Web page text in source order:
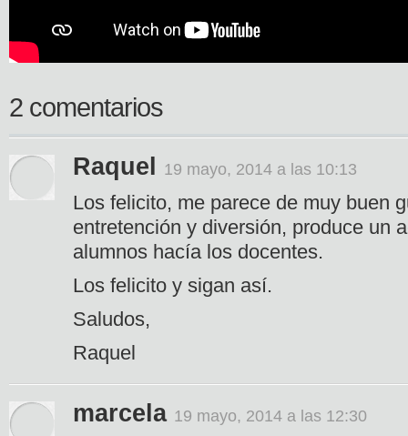
2 comentarios
Raquel 19 mayo, 2014 a las 10:13
Los felicito, me parece de muy buen
entretención y diversión, produce un
alumnos hacía los docentes.
Los felicito y sigan así.
Saludos,
Raquel
marcela 19 mayo, 2014 a las 12:30